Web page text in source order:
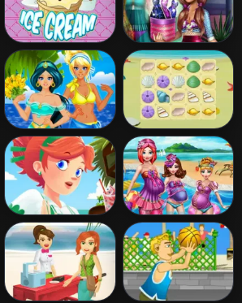
Ice Cream Tris Beachwear
Dolly Dress up
Princess Beach
Fashion
Shell Challenge
Beach Bar Moms Summer
Break